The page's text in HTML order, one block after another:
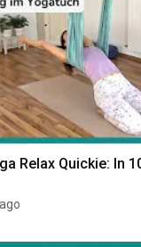
Relax Quickie: In